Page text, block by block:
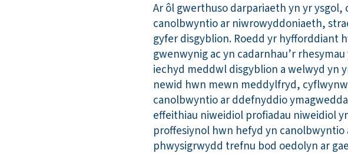
Ar ôl gwerthuso darpariaeth yn yr
canolbwyntio ar niwrowyddoniaeth,
gyfer disgyblion. Roedd yr hyfforddiant
gwenwynig ac yn cadarnhau’r
iechyd meddwl disgyblion a welwyd yn
newid hwn mewn meddylfryd,
canolbwyntio ar ddefnyddio
effeithiau niweidiol profiadau niweidiol
proffesiynol hwn hefyd yn
phwysigrwydd trefnu bod oedolyn ar